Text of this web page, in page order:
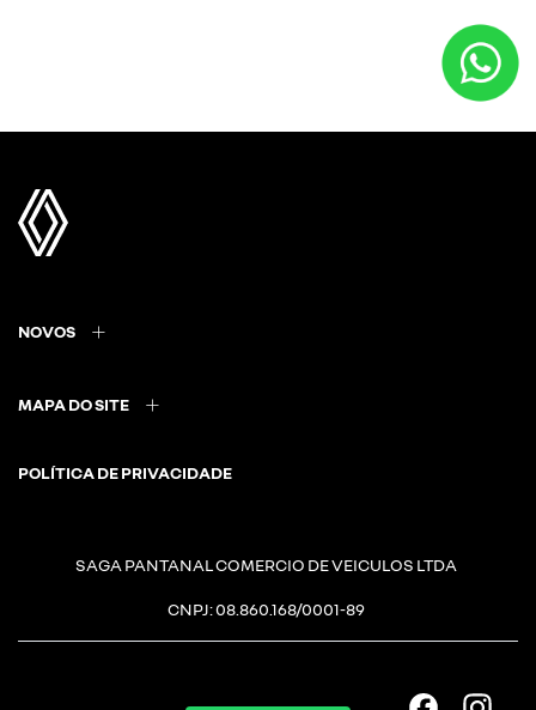
NOVOS
MAPA DO SITE
POLÍTICA DE PRIVACIDADE
SAGA PANTANAL COMERCIO DE VEICULOS LTDA
CNPJ: 08.860.168/0001-89